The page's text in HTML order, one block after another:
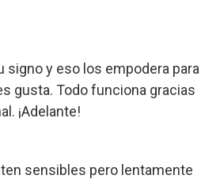
signo y eso los empodera para
gusta. Todo funciona gracias
¡Adelante!
sensibles pero lentamente